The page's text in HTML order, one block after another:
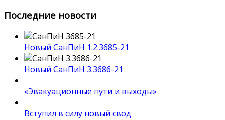
Последние новости
Новый СанПиН 1.2.3685-21
Новый СанПиН 3.3686-21
«Эвакуационные пути и выходы»
Вступил в силу новый свод